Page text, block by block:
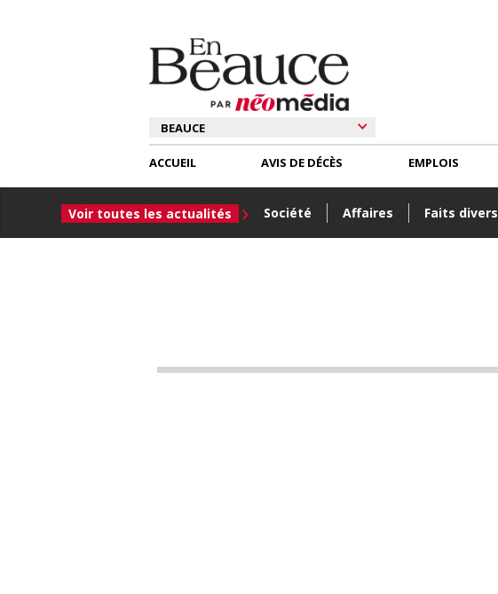
ACCUEIL
Voir toutes les actualités Société Affaires Faits divers
AVIS DE DÉCÈS EMPLOIS